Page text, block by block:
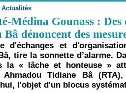
Actualités
Médina Gounass :
Bâ dénoncent des
d'échanges et
tire la sonnette d’alarme.
la « lâche et honteuse »
Ahmadou Tidiane Bâ
l'objet d'un blocus